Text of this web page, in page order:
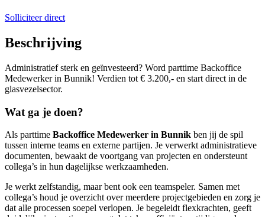
Solliciteer direct
Beschrijving
Administratief sterk en geïnvesteerd? Word parttime Backoffice
Medewerker in Bunnik! Verdien tot € 3.200,- en start direct in de
glasvezelsector.
Wat ga je doen?
Als parttime Backoffice Medewerker in Bunnik ben jij de spil
tussen interne teams en externe partijen. Je verwerkt administratieve
documenten, bewaakt de voortgang van projecten en ondersteunt
collega’s in hun dagelijkse werkzaamheden.
Je werkt zelfstandig, maar bent ook een teamspeler. Samen met
collega’s houd je overzicht over meerdere projectgebieden en zorg je
dat alle processen soepel verlopen. Je begeleidt flexkrachten, geeft